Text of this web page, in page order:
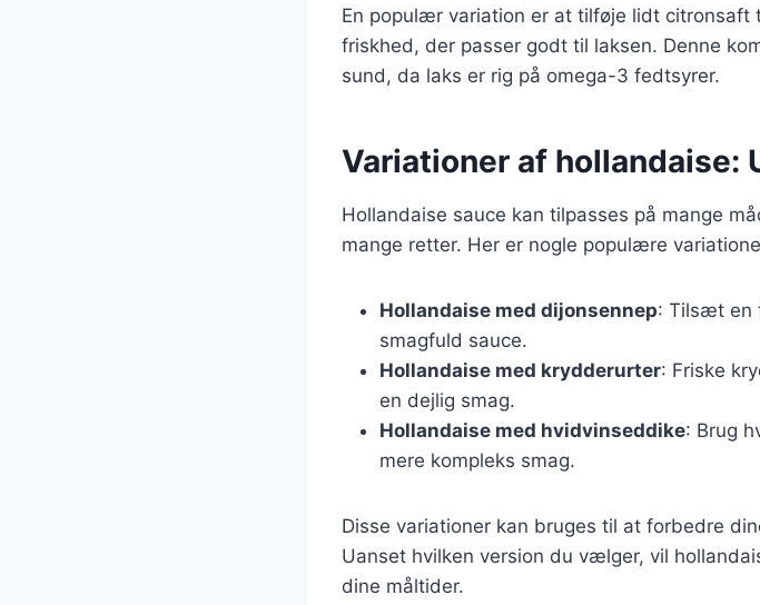
En populær variation er at tilføje lidt citronsaft
friskhed, der passer godt til laksen. Denne
sund, da laks er rig på omega-3 fedtsyrer.
Variationer af hollandaise:
Hollandaise sauce kan tilpasses på mange
mange retter. Her er nogle populære
Hollandaise med dijonsennep: Tilsæt en
smagfuld sauce.
Hollandaise med krydderurter: Friske
en dejlig smag.
Hollandaise med hvidvinseddike: Brug
mere kompleks smag.
Disse variationer kan bruges til at forbedre
Uanset hvilken version du vælger, vil
dine måltider.